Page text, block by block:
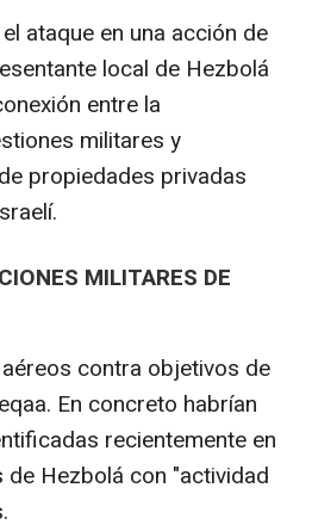
ataque en una acción de
local de Hezbolá
entre la
militares y
propiedades privadas
MILITARES DE
contra objetivos de
En concreto habrían
recientemente en
Hezbolá con "actividad